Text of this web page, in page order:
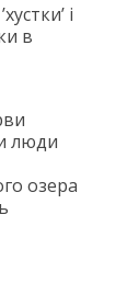
і
в
люди
озера